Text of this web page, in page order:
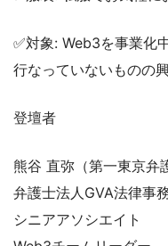
✅対象: Web3を事業化
行なっていないものの
登壇者
熊谷 直弥（第一東京弁
弁護士法人GVA法律事
シニアアソシエイト